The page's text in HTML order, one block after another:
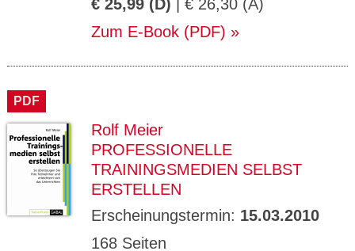
€ 25,99 (D) | € 26,30 (A)
Zum E-Book (PDF)
PDF
Rolf Meier
PROFESSIONELLE
TRAININGSMEDIEN SELBST
ERSTELLEN
Erscheinungstermin: 15.03.2010
168 Seiten